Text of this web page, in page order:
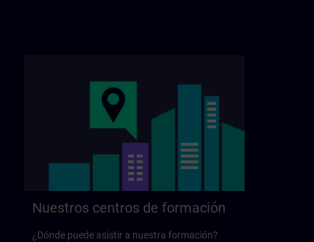
Nuestros centros de formación
¿Dónde puede asistir a nuestra formación?